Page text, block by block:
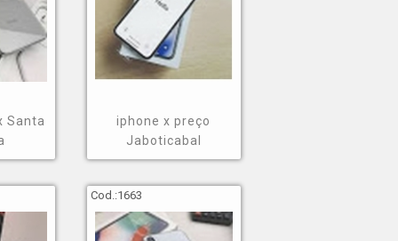
Santa
iphone x preço
Jaboticabal
Cod.:1663